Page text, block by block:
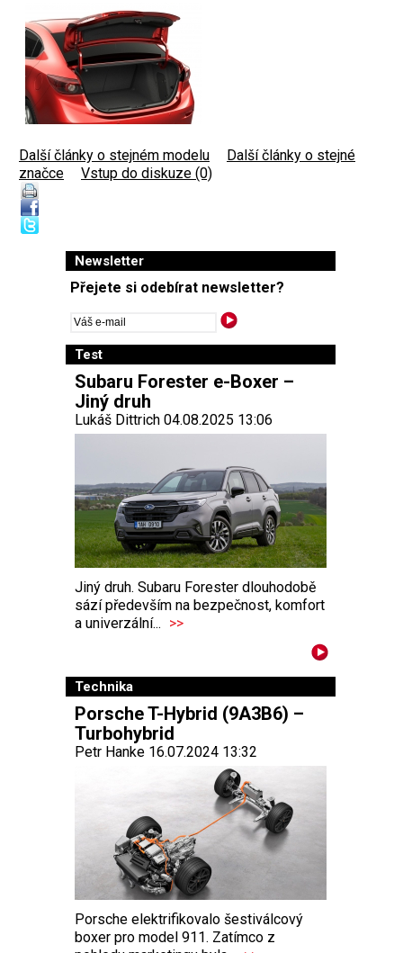
Další články o stejném modelu
Další články o stejné
značce
Vstup do diskuze (0)
Newsletter
Přejete si odebírat newsletter?
Test
Subaru Forester e-Boxer –
Jiný druh
Lukáš Dittrich 04.08.2025 13:06
Jiný druh. Subaru Forester dlouhodobě
sází především na bezpečnost, komfort
a univerzální... >>
Technika
Porsche T-Hybrid (9A3B6) –
Turbohybrid
Petr Hanke 16.07.2024 13:32
Porsche elektrifikovalo šestiválcový
boxer pro model 911. Zatímco z